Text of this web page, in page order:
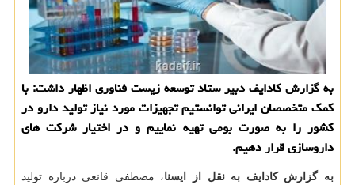
به گزارش كادایف دبیر ستاد توسعه زیست فناوری اظهار داشت: با
كمك متخصصان ایرانی توانستیم تجهیزات مورد نیاز تولید دارو در
كشور را به صورت بومی تهیه نماییم و در اختیار شركت های
داروسازی قرار دهیم.
به گزارش كادایف به نقل از ایسنا، مصطفی قانعی درباره تولید